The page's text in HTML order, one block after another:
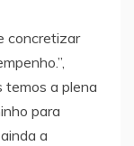
concretizar
temos a plena
para
a